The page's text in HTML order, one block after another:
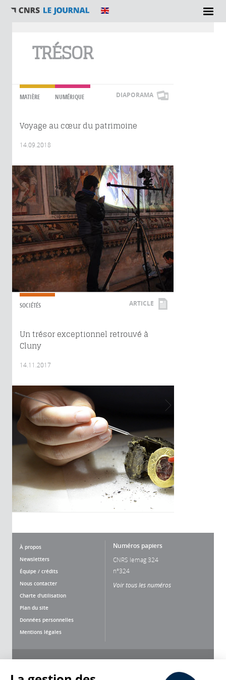
TRÉSOR
MATIÈRE NUMÉRIQUE DIAPORAMA
Voyage au cœur du patrimoine
14.09.2018
SOCIÉTÉS ARTICLE
Un trésor exceptionnel retrouvé à
Cluny
14.11.2017
À propos
Newsletters
Équipe / crédits
Nous contacter
Charte d'utilisation
Plan du site
Données personnelles
Mentions légales
Numéros papiers
CNRS lemag 324
n°324
Voir tous les numéros